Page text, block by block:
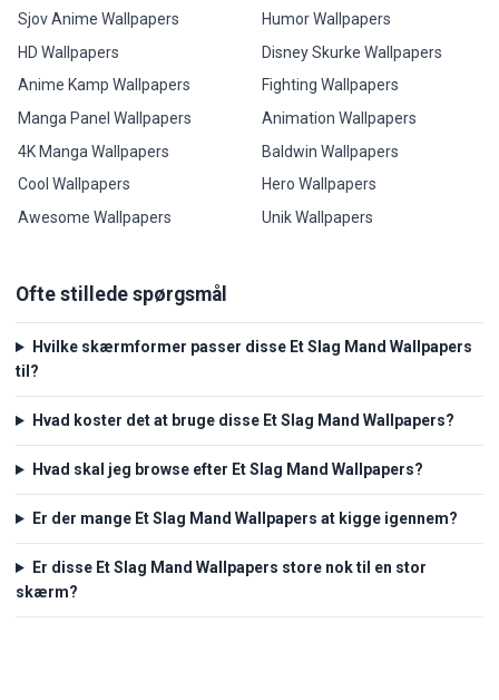
Sjov Anime Wallpapers
HD Wallpapers
Anime Kamp Wallpapers
Manga Panel Wallpapers
4K Manga Wallpapers
Cool Wallpapers
Awesome Wallpapers
Humor Wallpapers
Disney Skurke Wallpapers
Fighting Wallpapers
Animation Wallpapers
Baldwin Wallpapers
Hero Wallpapers
Unik Wallpapers
Ofte stillede spørgsmål
Hvilke skærmformer passer disse Et Slag Mand Wallpapers
til?
Hvad koster det at bruge disse Et Slag Mand Wallpapers?
Hvad skal jeg browse efter Et Slag Mand Wallpapers?
Er der mange Et Slag Mand Wallpapers at kigge igennem?
Er disse Et Slag Mand Wallpapers store nok til en stor
skærm?